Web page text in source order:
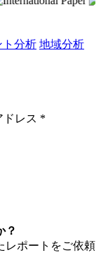
ト分析 地域分析
ドレス *
？
レポートをご依頼